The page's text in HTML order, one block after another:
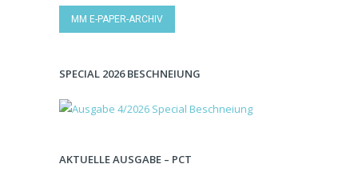
MM E-PAPER-ARCHIV
SPECIAL 2026 BESCHNEIUNG
AKTUELLE AUSGABE – PCT